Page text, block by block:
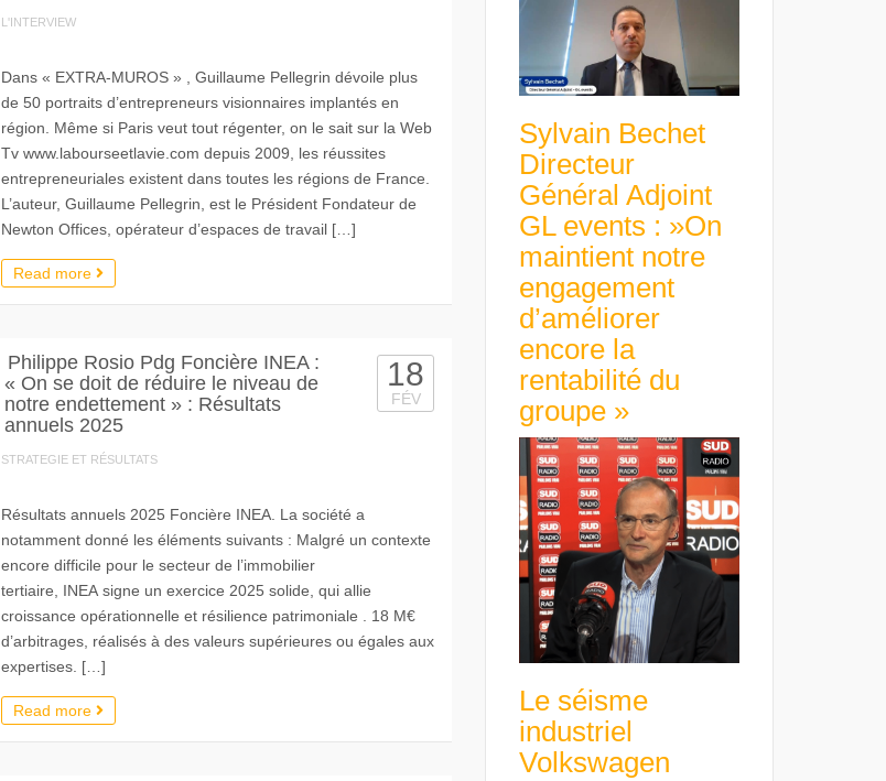
L'INTERVIEW
Dans « EXTRA-MUROS » , Guillaume Pellegrin dévoile plus
de 50 portraits d’entrepreneurs visionnaires implantés en
région. Même si Paris veut tout régenter, on le sait sur la Web
Tv www.labourseetlavie.com depuis 2009, les réussites
entrepreneuriales existent dans toutes les régions de France.
L’auteur, Guillaume Pellegrin, est le Président Fondateur de
Newton Offices, opérateur d’espaces de travail […]
Read more
Philippe Rosio Pdg Foncière INEA :
« On se doit de réduire le niveau de
notre endettement » : Résultats
annuels 2025
STRATEGIE ET RÉSULTATS
18
FÉV
Résultats annuels 2025 Foncière INEA. La société a
notamment donné les éléments suivants : Malgré un contexte
encore difficile pour le secteur de l’immobilier
tertiaire, INEA signe un exercice 2025 solide, qui allie
croissance opérationnelle et résilience patrimoniale . 18 M€
d’arbitrages, réalisés à des valeurs supérieures ou égales aux
expertises. […]
Read more
Sylvain Bechet
Directeur
Général Adjoint
GL events : »On
maintient notre
engagement
d’améliorer
encore la
rentabilité du
groupe »
Le séisme
industriel
Volkswagen